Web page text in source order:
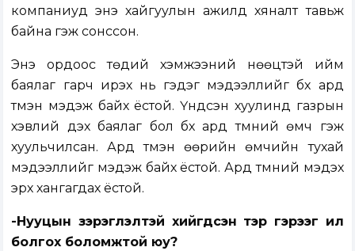
компаниуд энэ хайгуулын ажилд хяналт тавьж
байна гэж сонссон.
Энэ ордоос төдий хэмжээний нөөцтэй ийм
баялаг гарч ирэх нь гэдэг мэдээллийг бүх ард
түмэн мэдэж байх ёстой. Үндсэн хуулинд газрын
хэвлий дэх баялаг бол бүх ард түмний өмч гэж
хуульчилсан. Ард түмэн өөрийн өмчийн тухай
мэдээллийг мэдэж байх ёстой. Ард түмний мэдэх
эрх хангагдах ёстой.
-Нууцын зэрэглэлтэй хийгдсэн тэр гэрээг ил
болгох боломжтой юу?